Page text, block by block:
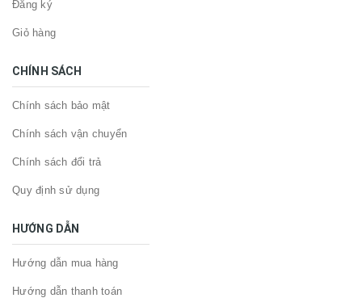
Đăng ký
Giỏ hàng
CHÍNH SÁCH
Chính sách bảo mật
Chính sách vận chuyển
Chính sách đổi trả
Quy định sử dụng
HƯỚNG DẪN
Hướng dẫn mua hàng
Hướng dẫn thanh toán